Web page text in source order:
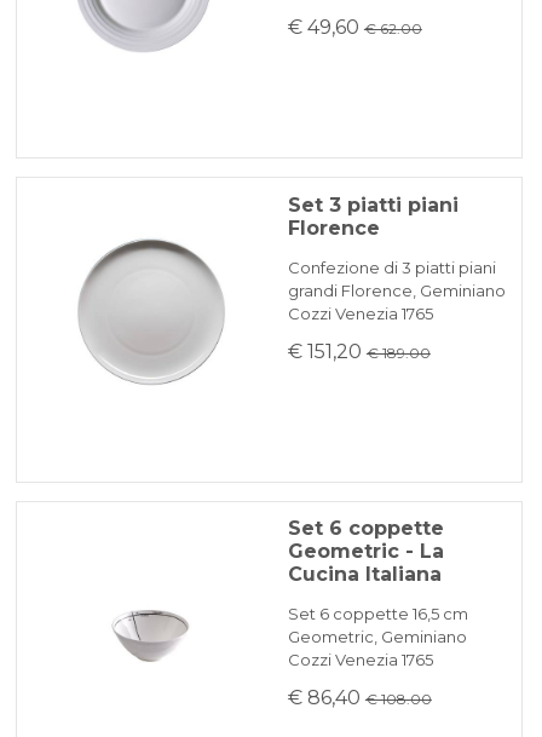
€ 49,60 € 62.00
Set 3 piatti piani
Florence
Confezione di 3 piatti piani
grandi Florence, Geminiano
Cozzi Venezia 1765
€ 151,20 € 189.00
Set 6 coppette
Geometric - La
Cucina Italiana
Set 6 coppette 16,5 cm
Geometric, Geminiano
Cozzi Venezia 1765
€ 86,40 € 108.00